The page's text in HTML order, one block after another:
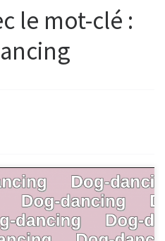
le mot-clé :